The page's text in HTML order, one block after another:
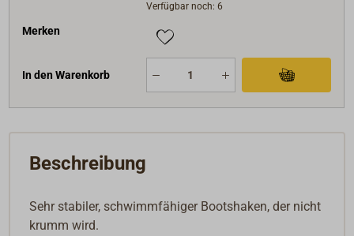
Verfügbar noch: 6
Merken
In den Warenkorb
Beschreibung
Sehr stabiler, schwimmfähiger Bootshaken, der nicht
krumm wird.